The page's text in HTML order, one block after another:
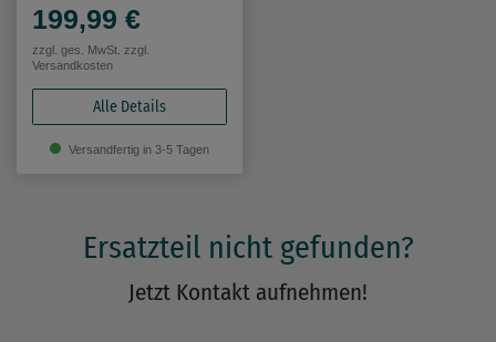
199,99 €
zzgl. ges. MwSt. zzgl.
Versandkosten
Alle Details
Versandfertig in 3-5 Tagen
Ersatzteil nicht gefunden?
Jetzt Kontakt aufnehmen!